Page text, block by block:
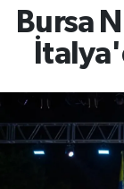
Bursa
Genel
Gündem
Magazin
Otomobil
Son
Haber